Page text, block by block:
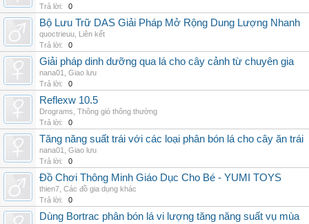
Trả lời:
0
Bộ Lưu Trữ DAS Giải Pháp Mở Rộng Dung Lượng Nhanh
quoctrieuu Liên kết
Trả lời:
0
Giải pháp dinh dưỡng qua lá cho cây cảnh từ chuyên gia
nana01
Giao lưu
Trả lời:
0
Reflexw 10.5
Drograms Thông gió thông thường
Trả lời:
0
Tăng năng suất trái với các loại phân bón lá cho cây ăn trái
nana01
Giao lưu
Trả lời:
0
Đồ Chơi Thông Minh Giáo Dục Cho Bé - YUMI TOYS
thien7 Các đồ gia dụng khác
Trả lời:
0
Dùng Bortrac phân bón lá vi lượng tăng năng suất vụ mùa